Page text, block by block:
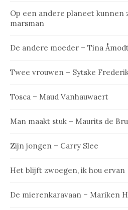
Op een andere planeet kunnen
marsman
De andere moeder – Tina
Twee vrouwen – Sytske
Tosca – Maud Vanhauwaert
Man maakt stuk – Maurits de
Zijn jongen – Carry Slee
Het blijft zwoegen, ik hou ervan
De mierenkaravaan – Mariken